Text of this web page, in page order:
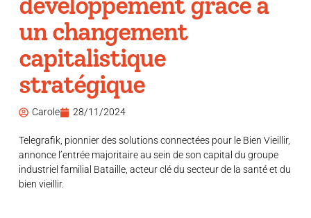
un changement
capitalistique
stratégique
Carole 28/11/2024
Telegrafik, pionnier des solutions connectées pour le Bien Vieillir,
annonce l’entrée majoritaire au sein de son capital du groupe
industriel familial Bataille, acteur clé du secteur de la santé et du
bien vieillir.